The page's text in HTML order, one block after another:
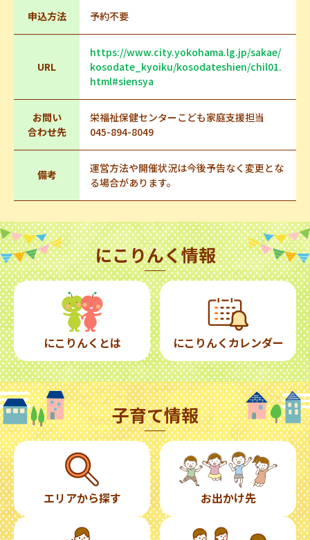
申込方法 予約不要
URL
https://www.city.yokohama.lg.jp/sakae/
kosodate_kyoiku/kosodateshien/chil01.
html#siensya
お問い
合わせ先
栄福祉保健センターこども家庭支援担当
045-894-8049
備考
運営方法や開催状況は今後予告なく変更とな
る場合があります。
にこりんく情報
にこりんくとは にこりんくカレンダー
子育て情報
エリアから探す お出かけ先